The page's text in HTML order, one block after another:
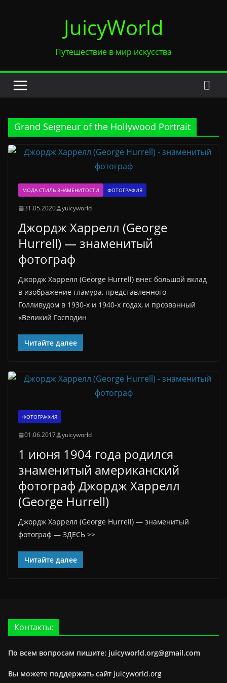
JuicyWorld
Путешествие в мир искусства
Grand Seigneur of the Hollywood Portrait
МОДА СТИЛЬ ЗНАМЕНИТОСТИ ФОТОГРАФИЯ
31.05.2020 yuicyworld
Джордж Харрелл (George
Hurrell) — знаменитый
фотограф
Джордж Харрелл (George Hurrell) внес большой вклад
в изображение гламура, представленного
Голливудом в 1930-х и 1940-х годах, и прозванный
«Великий Господин
Читайте далее
ФОТОГРАФИЯ
01.06.2017 yuicyworld
1 июня 1904 года родился
знаменитый американский
фотограф Джордж Харрелл
(George Hurrell)
Джордж Харрелл (George Hurrell) — знаменитый
фотограф — ЗДЕСЬ >>
Читайте далее
Контакты:
По всем вопросам пишите: juicyworld.org@gmail.com
Вы можете поддержать сайт juicyworld.org